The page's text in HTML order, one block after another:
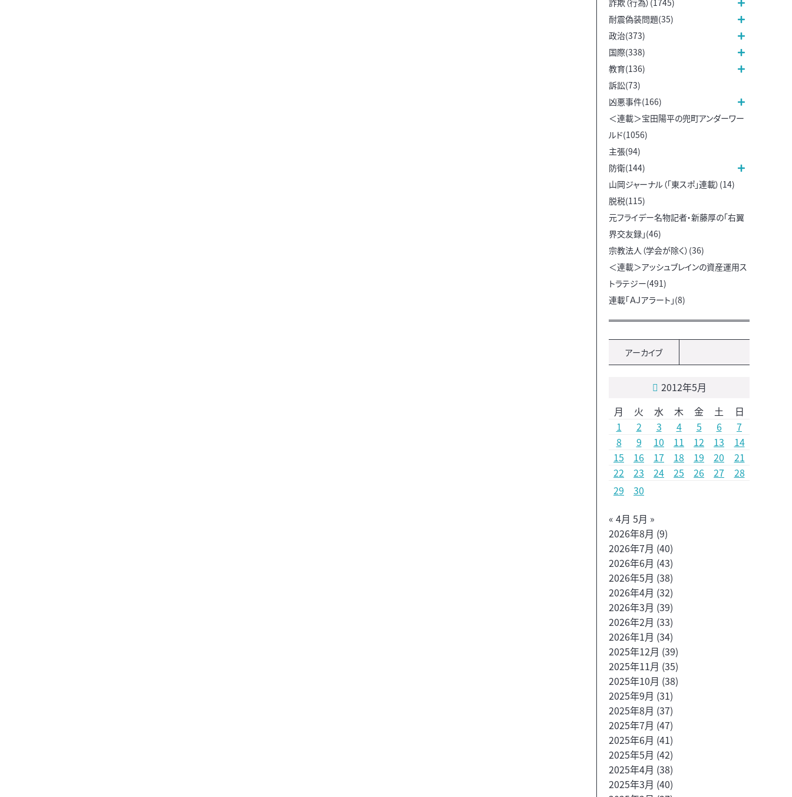
耐震偽装問題(35)
政治(373)
国際(338)
教育(136)
訴訟(73)
凶悪事件(166)
＜連載＞宝田陽平の兜町アンダーワー
ルド(1056)
主張(94)
防衛(144)
山岡ジャーナル（「東スポ」連載）(14)
脱税(115)
元フライデー名物記者・新藤厚の「右翼
界交友録」(46)
宗教法人（学会が除く）(36)
＜連載＞アッシュブレインの資産運用ス
トラテジー(491)
連載「ＡＪアラート」(8)
アーカイブ
2012年5月
月
火 水 木 金 土
日
1
2 3 4 5 6
7
8
9 10 11 12 13
14
15
16 17 18 19 20
21
22
23 24 25 26 27
28
29
30
« 4月 5月 »
2026年8月 (9)
2026年7月 (40)
2026年6月 (43)
2026年5月 (38)
2026年4月 (32)
2026年3月 (39)
2026年2月 (33)
2026年1月 (34)
2025年12月 (39)
2025年11月 (35)
2025年10月 (38)
2025年9月 (31)
2025年8月 (37)
2025年7月 (47)
2025年6月 (41)
2025年5月 (42)
2025年4月 (38)
2025年3月 (40)